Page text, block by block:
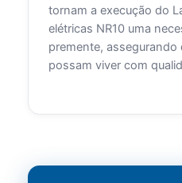
tornam a execução do
elétricas NR10 uma
premente, assegurando
possam viver com